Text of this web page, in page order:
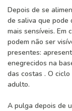
Depois de se
de saliva que pode
mais sensíveis. Em
podem não ser
presentes:
enegrecidos na
das costas . O
adulto.
A pulga depois de